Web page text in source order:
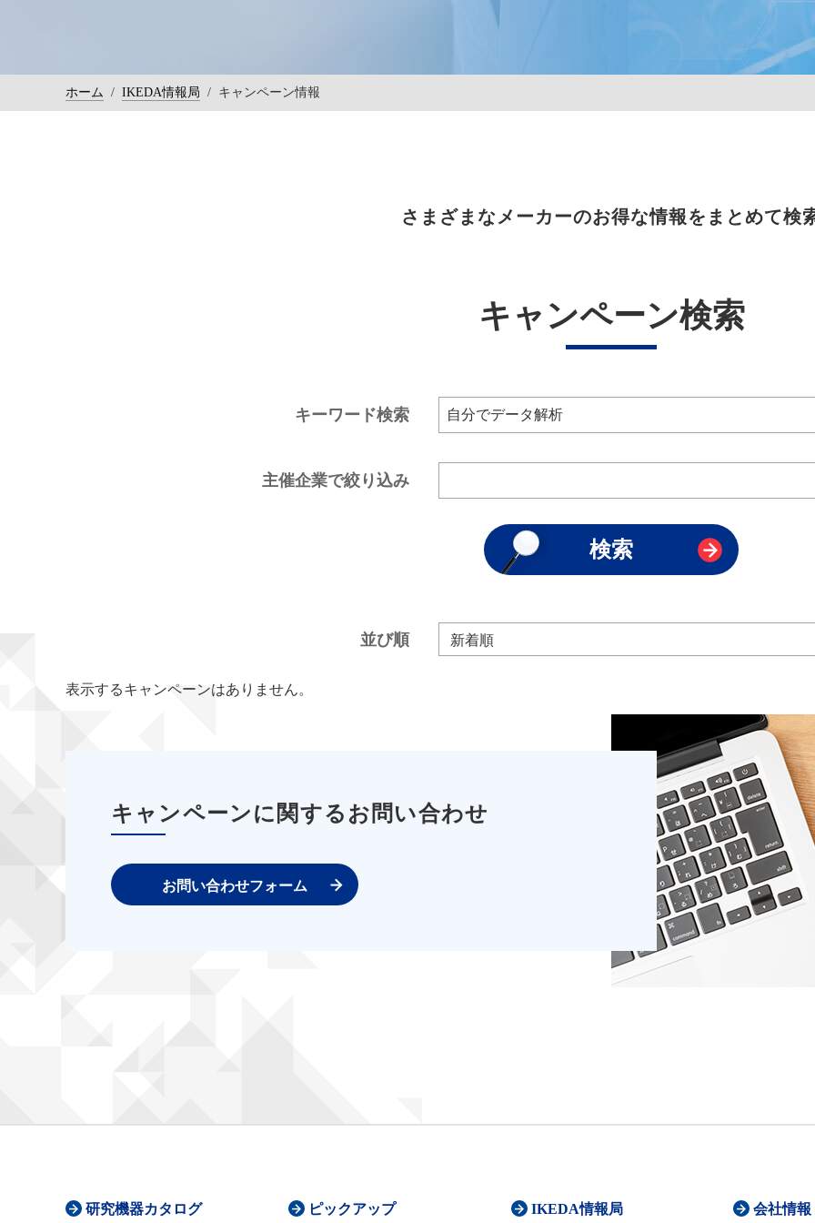
ホーム / IKEDA情報局 / キャンペーン情報
さまざまなメーカーのお得な情報をまとめて検
キャンペーン検索
キーワード検索
主催企業で絞り込み
並び順
表示するキャンペーンはありません。
キャンペーンに関するお問い合わせ
お問い合わせフォーム
研究機器カタログ ピックアップ IKEDA情報局 会社情報